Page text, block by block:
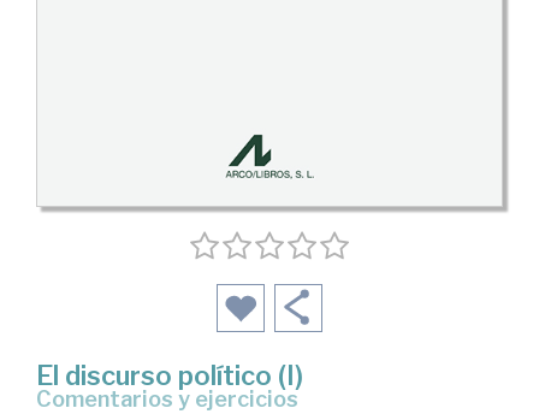
El discurso político (I)
Comentarios y ejercicios